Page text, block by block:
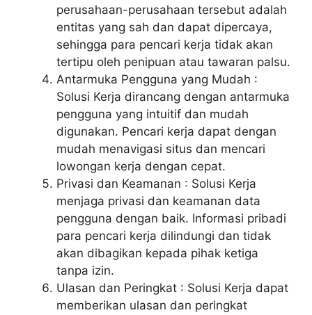
perusahaan-perusahaan tersebut adalah
entitas yang sah dan dapat dipercaya,
sehingga para pencari kerja tidak akan
tertipu oleh penipuan atau tawaran palsu.
Antarmuka Pengguna yang Mudah :
Solusi Kerja dirancang dengan antarmuka
pengguna yang intuitif dan mudah
digunakan. Pencari kerja dapat dengan
mudah menavigasi situs dan mencari
lowongan kerja dengan cepat.
Privasi dan Keamanan : Solusi Kerja
menjaga privasi dan keamanan data
pengguna dengan baik. Informasi pribadi
para pencari kerja dilindungi dan tidak
akan dibagikan kepada pihak ketiga
tanpa izin.
Ulasan dan Peringkat : Solusi Kerja dapat
memberikan ulasan dan peringkat